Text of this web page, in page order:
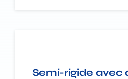
Semi-rigide avec